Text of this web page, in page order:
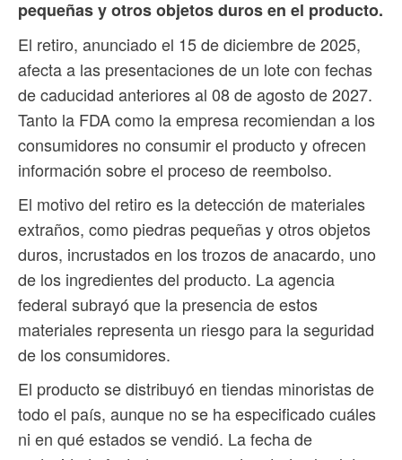
pequeñas y otros objetos duros en el producto.
El retiro, anunciado el 15 de diciembre de 2025,
afecta a las presentaciones de un lote con fechas
de caducidad anteriores al 08 de agosto de 2027.
Tanto la FDA como la empresa recomiendan a los
consumidores no consumir el producto y ofrecen
información sobre el proceso de reembolso.
El motivo del retiro es la detección de materiales
extraños, como piedras pequeñas y otros objetos
duros, incrustados en los trozos de anacardo, uno
de los ingredientes del producto. La agencia
federal subrayó que la presencia de estos
materiales representa un riesgo para la seguridad
de los consumidores.
El producto se distribuyó en tiendas minoristas de
todo el país, aunque no se ha especificado cuáles
ni en qué estados se vendió. La fecha de